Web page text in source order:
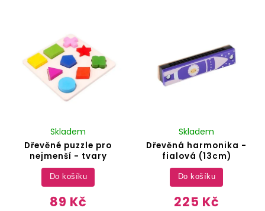
Dřevěné puzzle pro
nejmenší - tvary
Skladem
89 Kč
Do košíku
Dřevěná harmonika -
fialová (13cm)
Skladem
225 Kč
Do košíku